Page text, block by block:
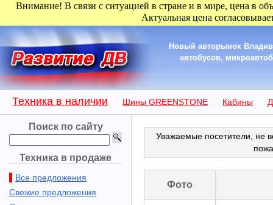
Внимание! В связи с ситуацией в стране и в мире, цена в
Актуальная цена
Новый авторынок
автобусов,
Техника в наличии Шины GREENSTONE Кабины
Поиск по сайту
Техника в продаже
Все предложения
Свежие предложения
Уважаемые посетители, не
Фото